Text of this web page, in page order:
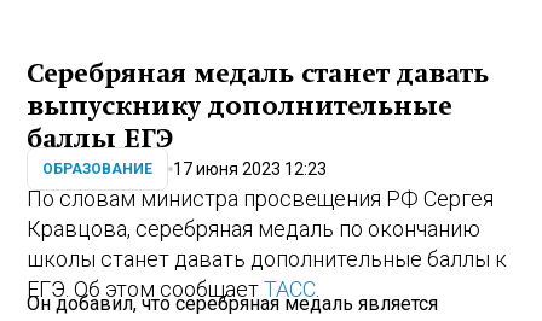
Серебряная медаль станет давать
выпускнику дополнительные
баллы ЕГЭ
ОБРАЗОВАНИЕ 17 июня 2023 12:23
По словам министра просвещения РФ Сергея
Кравцова, серебряная медаль по окончанию
школы станет давать дополнительные баллы к
ЕГЭ. Об этом сообщаетТАСС
Он добавил, что серебряная медаль является